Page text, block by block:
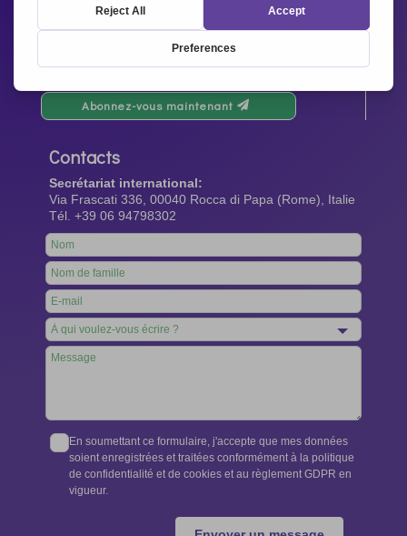
Newsletter
Abonnez-vous maintenant
Contacts
Secrétariat international:
Via Frascati 336, 00040 Rocca di Papa (Rome), Italie
Tél. +39 06 94798302
Leave
this
field
blank
En soumettant ce formulaire, j'accepte que mes données
soient enregistrées et traitées conformément à la politique
de confidentialité et de cookies et au règlement GDPR en
vigueur.